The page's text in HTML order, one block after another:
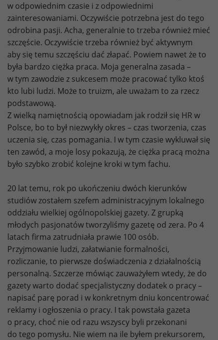
w odpowiednim czasie i z odpowiednimi
zainteresowaniami. Oczywiście potrzebna jest do tego
odrobina pasji. Acha, generalnie to trzeba również mieć
szczęście. Oczywiście trzeba również być aktywnym
aby się temu szczęściu dać złapać. Powiem nawet że to
była bardzo ciężka praca. Moja generalna zasada –
w tym zawodzie z sukcesem może pracować tylko ktoś
kto lubi ludzi. Może to truizm, ale uważam to za rzecz
podstawową.
Z wielką namiętnością opowiadam jak rodził się HR w
Polsce, bo to był niezwykły okres – czas tworzenia, czas
uczenia się, czas pomagania. I w tym czasie wykluwał się
ten zawód, a moje losy pokazują, że ciężka pracą można
było szybko zrobić kolejne kroki w tym fachu.
20 lat temu, rok po ukończeniu dwóch kierunków
studiów zostałem szefem administracyjnym lokalnego
oddziału wielkiej ogólnopolskiej gazety. Z grupką
młodych pasjonatów tworzyliśmy gazetę od zera. Po 4
latach firma zatrudniała prawie 100 osób.
Przyjmowanie ludzi, załatwianie formalności,
rozliczanie, to pierwsze doświadczenia z działalnością
personalną. Szczerze mówiąc zauważyłem wtedy, że do
gazety warto dodać specjalistyczny dodatek o pracy –
napisać parę porad i w konkretnym dniu koncentrować
reklamy i ogłoszenia o pracy. I tak powstała gazeta
o pracy, choć nie od razu wszyscy byli przekonani
do tego pomysłu. Nie wiem na ile byłem prekursorem,